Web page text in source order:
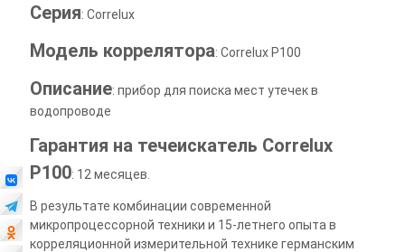
Серия: Correlux
Модель коррелятора: Correlux P100
Описание: прибор для поиска мест утечек в
водопроводе
Гарантия на течеискатель Correlux
P100: 12 месяцев.
В результате комбинации современной
микропроцессорной техники и 15-летнего опыта в
корреляционной измерительной технике германским